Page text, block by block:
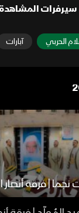
سيرفرات المشاهدة
الحربي آبارات
| فرقة أنصار الله